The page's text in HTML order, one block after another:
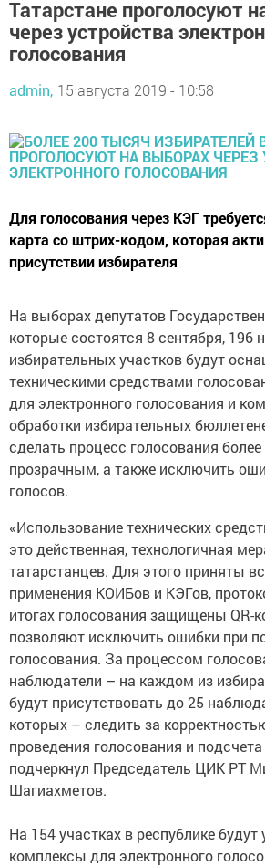
Татарстане проголосуют
через устройства
голосования
admin, 15 августа 2019 - 10:58
Для голосования через КЭГ
карта со штрих-кодом, которая
присутствии избирателя
На выборах депутатов
которые состоятся 8 сентября, 196
избирательных участков будут
техническими средствами
для электронного голосования и
обработки избирательных
сделать процесс голосования
прозрачным, а также исключить
голосов.
«Использование технических
это действенная, технологичная
татарстанцев. Для этого приняты
применения КОИБов и КЭГов,
итогах голосования защищены QR-
позволяют исключить ошибки при
голосования. За процессом
наблюдатели – на каждом из
будут присутствовать до 25
которых – следить за
проведения голосования и
подчеркнул Председатель ЦИК РТ
Шагиахметов.
На 154 участках в республике
комплексы для электронного